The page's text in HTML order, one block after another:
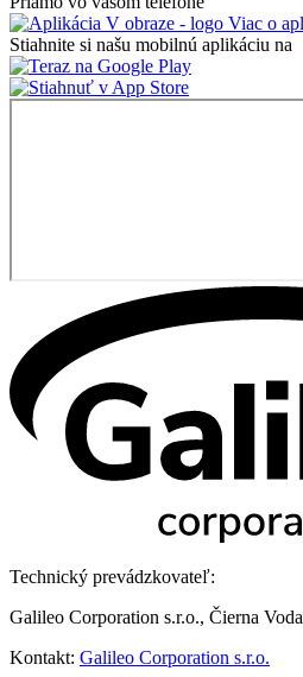
Viac o
Stiahnite si našu mobilnú aplikáciu na
Technický prevádzkovateľ:
Galileo Corporation s.r.o., Čierna
Kontakt: Galileo Corporation s.r.o.